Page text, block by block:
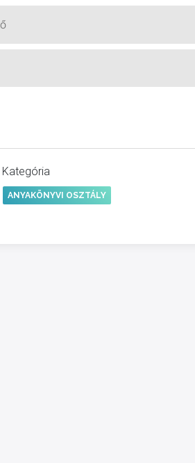
Kategória
ANYAKÖNYVI OSZTÁLY